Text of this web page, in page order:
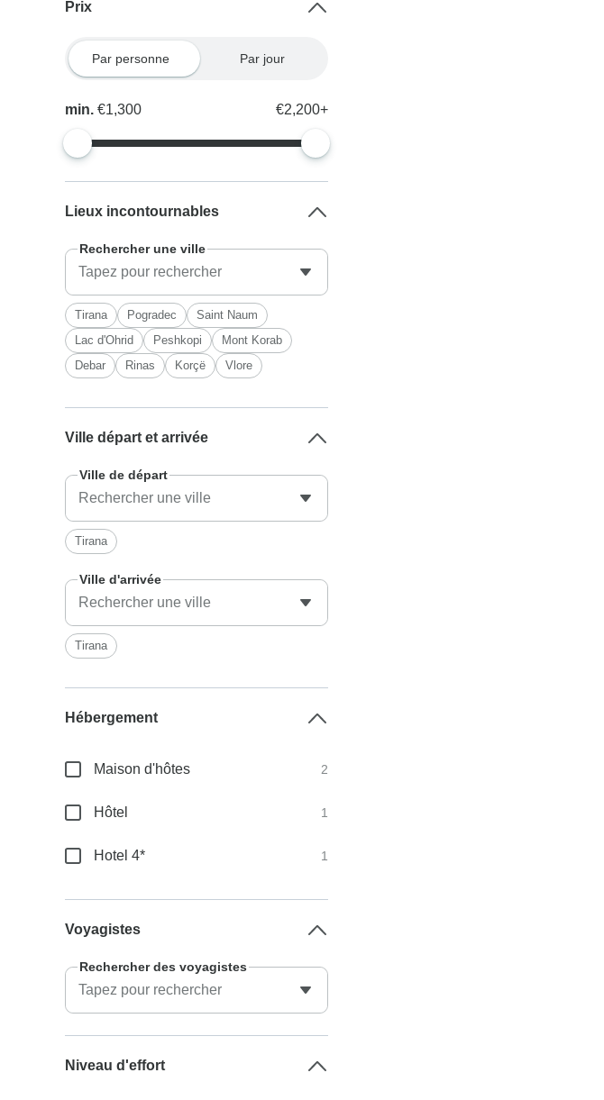
Prix
Par personne Par jour
min.€1,300 €2,200+
Lieux incontournables
Rechercher une ville
Tirana Pogradec
Saint Naum
Lac d'Ohrid
Peshkopi
Mont Korab
Debar
Rinas Korçë Vlore
Ville départ et arrivée
Ville de départ
Tirana
Ville d'arrivée
Tirana
Hébergement
Maison d'hôtes 2
Hôtel 1
Hotel 4* 1
Voyagistes
Rechercher des voyagistes
Niveau d'effort